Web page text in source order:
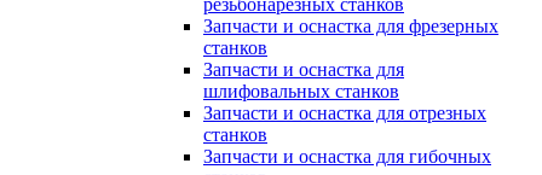
резьбонарезных станков
Запчасти и оснастка для фрезерных
станков
Запчасти и оснастка для
шлифовальных станков
Запчасти и оснастка для отрезных
станков
Запчасти и оснастка для гибочных